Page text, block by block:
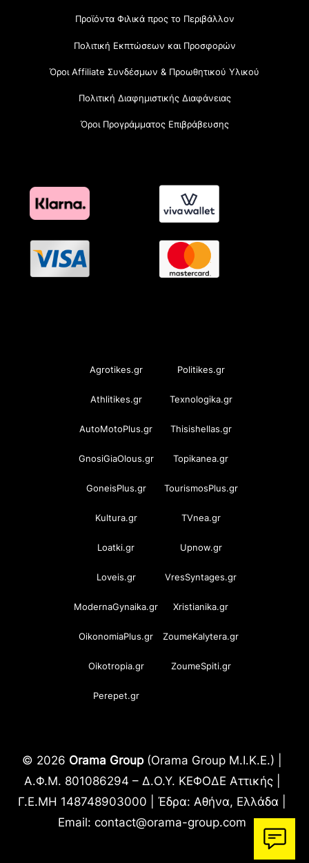
Προϊόντα Φιλικά προς το Περιβάλλον
Πολιτική Εκπτώσεων και Προσφορών
Όροι Affiliate Συνδέσμων & Προωθητικού Υλικού
Πολιτική Διαφημιστικής Διαφάνειας
Όροι Προγράμματος Επιβράβευσης
Agrotikes.gr Politikes.gr
Athlitikes.gr Texnologika.gr
AutoMotoPlus.gr Thisishellas.gr
GnosiGiaOlous.gr Topikanea.gr
GoneisPlus.gr TourismosPlus.gr
Kultura.gr TVnea.gr
Loatki.gr Upnow.gr
Loveis.gr VresSyntages.gr
ModernaGynaika.gr Xristianika.gr
OikonomiaPlus.gr ZoumeKalytera.gr
Oikotropia.gr ZoumeSpiti.gr
Perepet.gr
© 2026 Orama Group(Orama Group Μ.Ι.Κ.Ε.) |
Α.Φ.Μ. 801086294 – Δ.Ο.Υ. ΚΕΦΟΔΕ Αττικής |
Γ.Ε.ΜΗ 148748903000 | Έδρα: Αθήνα, Ελλάδα |
Email: contact@orama-group.com